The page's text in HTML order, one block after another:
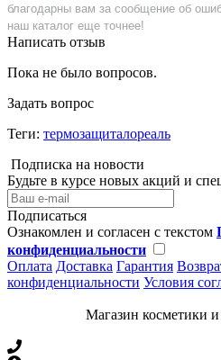
благодарны вам за сообщение об
наш каталог еще точнее!
Написать отзыв
Пока не было вопросов.
Задать вопрос
Теги: термозащиталореаль
Подписка на новости
Будьте в курсе новых акций и
Подписаться
Ознакомлен и согласен с текстом
конфиденциальности
Оплата Доставка Гарантия
конфиденциальности Условия
Магазин косметики и